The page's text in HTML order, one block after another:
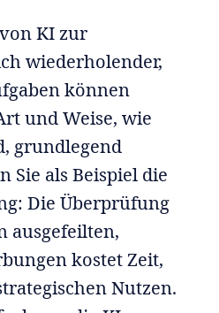
KI zur
wiederholender,
können
und Weise, wie
grundlegend
Sie als Beispiel die
Die Überprüfung
ausgefeilten,
kostet Zeit,
Nutzen.